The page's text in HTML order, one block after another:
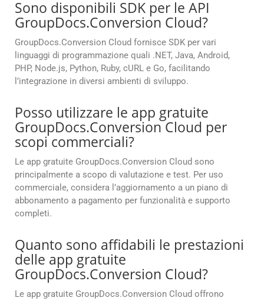
Sono disponibili SDK per le API
GroupDocs.Conversion Cloud?
GroupDocs.Conversion Cloud fornisce SDK per vari
linguaggi di programmazione quali .NET, Java, Android,
PHP, Node.js, Python, Ruby, cURL e Go, facilitando
l’integrazione in diversi ambienti di sviluppo.
Posso utilizzare le app gratuite
GroupDocs.Conversion Cloud per
scopi commerciali?
Le app gratuite GroupDocs.Conversion Cloud sono
principalmente a scopo di valutazione e test. Per uso
commerciale, considera l’aggiornamento a un piano di
abbonamento a pagamento per funzionalità e supporto
completi.
Quanto sono affidabili le prestazioni
delle app gratuite
GroupDocs.Conversion Cloud?
Le app gratuite GroupDocs.Conversion Cloud offrono